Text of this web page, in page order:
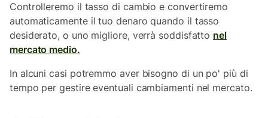
Controlleremo il tasso di cambio e convertiremo
automaticamente il tuo denaro quando il tasso
desiderato, o uno migliore, verrà soddisfatto nel
mercato medio.
In alcuni casi potremmo aver bisogno di un po' più di
tempo per gestire eventuali cambiamenti nel mercato.